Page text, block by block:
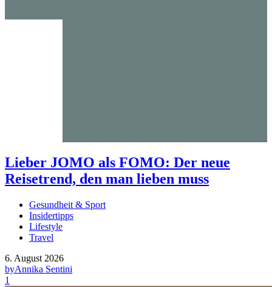
Lieber JOMO als FOMO: Der neue
Reisetrend, den man lieben muss
Gesundheit & Sport
Insidertipps
Lifestyle
Travel
6. August 2026
byAnnika Sentini
1